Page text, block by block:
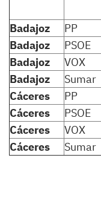
Badajoz
PP
Badajoz
PSOE
Badajoz
VOX
Badajoz
Sumar
Cáceres
PP
Cáceres
PSOE
Cáceres
VOX
Cáceres
Sumar